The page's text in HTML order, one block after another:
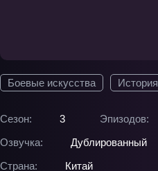
Боевые искусства История
Сезон: 3 Эпизодов:
Озвучка:
Дублированный
Страна:
Китай